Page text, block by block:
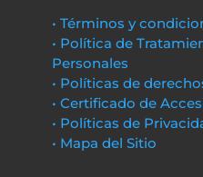
• Términos y
• Política de
Personales
• Políticas de
• Certificado de
• Políticas de
• Mapa del Sitio